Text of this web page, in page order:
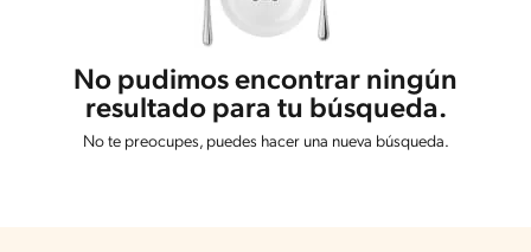
No pudimos encontrar ningún
resultado para tu búsqueda.
No te preocupes, puedes hacer una nueva búsqueda.